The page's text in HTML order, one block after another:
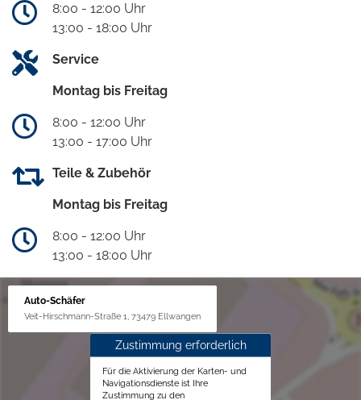
8:00 - 12:00 Uhr
13:00 - 18:00 Uhr
Service
Montag bis Freitag
8:00 - 12:00 Uhr
13:00 - 17:00 Uhr
Teile & Zubehör
Montag bis Freitag
8:00 - 12:00 Uhr
13:00 - 18:00 Uhr
Auto-Schäfer
Veit-Hirschmann-Straße 1, 73479 Ellwangen
Zustimmung erforderlich
Für die Aktivierung der Karten- und
Navigationsdienste ist Ihre
Zustimmung zu den